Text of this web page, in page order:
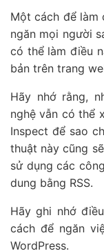
Một cách để làm
ngăn mọi người
có thể làm điều
bản trên trang
Hãy nhớ rằng,
nghệ vẫn có thể
Inspect để sao
thuật này cũng
sử dụng các
dung bằng RSS.
Hãy ghi nhớ
cách để ngăn
WordPress.